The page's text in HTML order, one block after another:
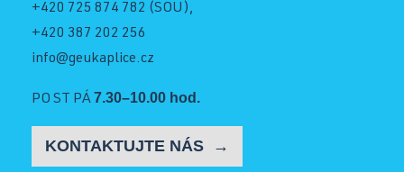
Instagram
+420 725 874 782 (SOU),
+420 387 202 256
info@geukaplice.cz
PO ST PÁ7.30–10.00 hod.
KONTAKTUJTE NÁS